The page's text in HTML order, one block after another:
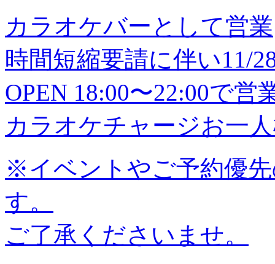
カラオケバーとして営業
時間短縮要請に伴い11/
OPEN 18:00〜22:00で営
カラオケチャージお一
※イベントやご予約優
す。
ご了承くださいませ。